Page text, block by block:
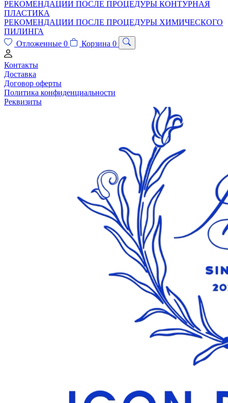
РЕКОМЕНДАЦИИ ПОСЛЕ ПРОЦЕДУРЫ КОНТУРНАЯ
ПЛАСТИКА
РЕКОМЕНДАЦИИ ПОСЛЕ ПРОЦЕДУРЫ ХИМИЧЕСКОГО
ПИЛИНГА
Отложенные 0 Корзина 0
Контакты
Доставка
Договор оферты
Политика конфиденциальности
Реквизиты